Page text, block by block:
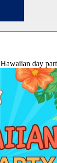
Hawaiian day